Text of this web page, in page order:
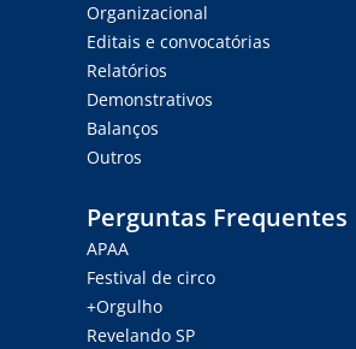
Organizacional
Editais e convocatórias
Relatórios
Demonstrativos
Balanços
Outros
Perguntas Frequentes
APAA
Festival de circo
+Orgulho
Revelando SP